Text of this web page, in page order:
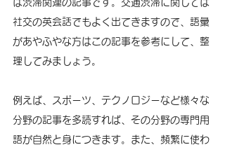
は渋滞関連の記事です。交通渋滞に関しては
社交の英会話でもよく出てきますので、語彙
があやふやな方はこの記事を参考にして、整
理してみましょう。
例えば、スポーツ、テクノロジーなど様々な
分野の記事を多読すれば、その分野の専門用
語が自然と身につきます。また、頻繁に使わ